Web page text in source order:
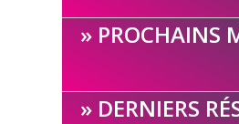
PROCHAINS
DERNIERS